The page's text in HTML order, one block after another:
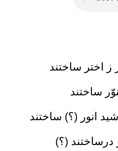
اختر ساختند
ساختند
انور (؟) ساختند
درساختند (؟)